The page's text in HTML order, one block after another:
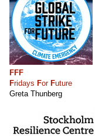
FFF
Fridays For Future
Greta Thunberg